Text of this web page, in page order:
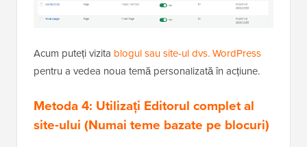
Acum puteți vizita blogul sau site-ul dvs. WordPress
pentru a vedea noua temă personalizată în acțiune.
Metoda 4: Utilizați Editorul complet al
site-ului (Numai teme bazate pe blocuri)